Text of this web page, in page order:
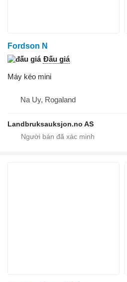
Fordson N
Đấu giá
Máy kéo mini
Na Uy, Rogaland
Landbruksauksjon.no AS